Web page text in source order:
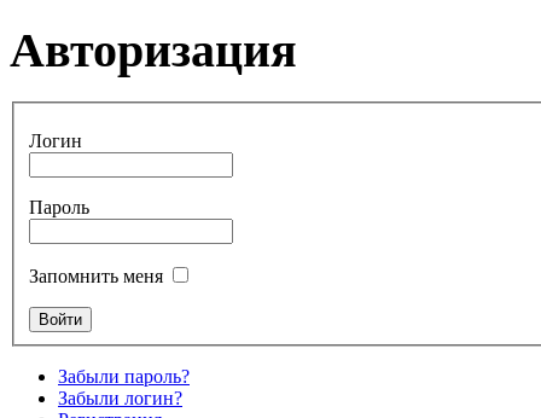
Авторизация
Логин
Пароль
Запомнить меня
Забыли пароль?
Забыли логин?